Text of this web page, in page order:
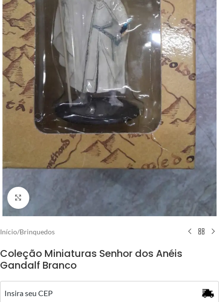
Clique para ampliar
Início/Brinquedos
Coleção Miniaturas Senhor dos Anéis
Gandalf Branco